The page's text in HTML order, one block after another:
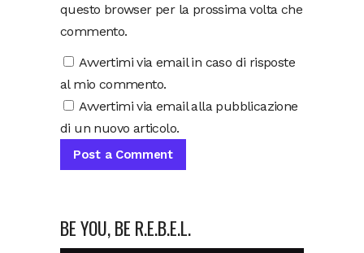
questo browser per la prossima volta che
commento.
Avvertimi via email in caso di risposte
al mio commento.
Avvertimi via email alla pubblicazione
di un nuovo articolo.
BE YOU, BE R.E.B.E.L.